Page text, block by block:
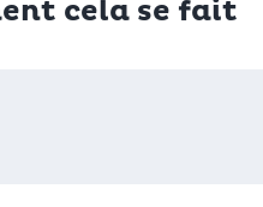
cela se fait